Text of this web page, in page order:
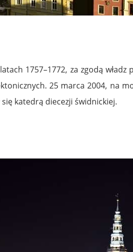
1757–1772, za zgodą
25 marca 2004, na
się katedrą diecezji świdnickiej.